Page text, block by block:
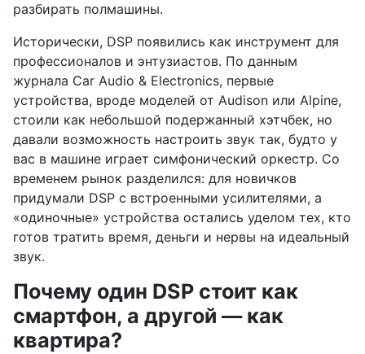
разбирать полмашины.
Исторически, DSP появились как инструмент для
профессионалов и энтузиастов. По данным
журнала Car Audio & Electronics, первые
устройства, вроде моделей от Audison или Alpine,
стоили как небольшой подержанный хэтчбек, но
давали возможность настроить звук так, будто у
вас в машине играет симфонический оркестр. Со
временем рынок разделился: для новичков
придумали DSP с встроенными усилителями, а
«одиночные» устройства остались уделом тех, кто
готов тратить время, деньги и нервы на идеальный
звук.
Почему один DSP стоит как
смартфон, а другой — как
квартира?